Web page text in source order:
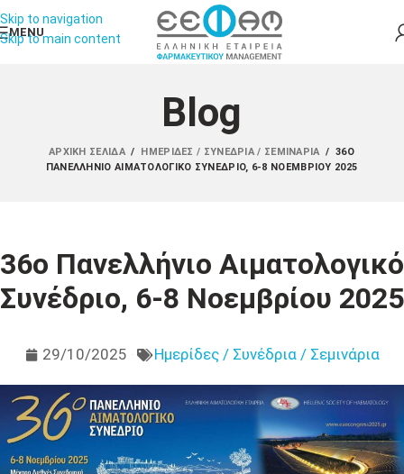
Skip to navigation
Skip to main content
MENU
Blog
ΑΡΧΙΚΉ ΣΕΛΊΔΑ / ΗΜΕΡΊΔΕΣ / ΣΥΝΈΔΡΙΑ / ΣΕΜΙΝΆΡΙΑ / 36Ο
ΠΑΝΕΛΛΉΝΙΟ ΑΙΜΑΤΟΛΟΓΙΚΌ ΣΥΝΈΔΡΙΟ, 6-8 ΝΟΕΜΒΡΊΟΥ 2025
36ο Πανελλήνιο Αιματολογικό
Συνέδριο, 6-8 Νοεμβρίου 2025
29/10/2025 Ημερίδες / Συνέδρια / Σεμινάρια